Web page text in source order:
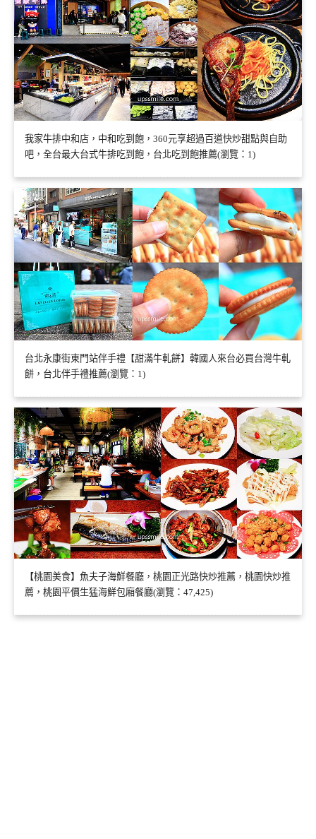
我家牛排中和店，中和吃到飽，360元享超過百道快炒甜點與自助
吧，全台最大台式牛排吃到飽，台北吃到飽推薦(瀏覽：1)
台北永康街東門站伴手禮【甜滿牛軋餅】韓國人來台必買台灣牛軋
餅，台北伴手禮推薦(瀏覽：1)
【桃園美食】魚夫子海鮮餐廳，桃園正光路快炒推薦，桃園快炒推
薦，桃園平價生猛海鮮包廂餐廳(瀏覽：47,425)